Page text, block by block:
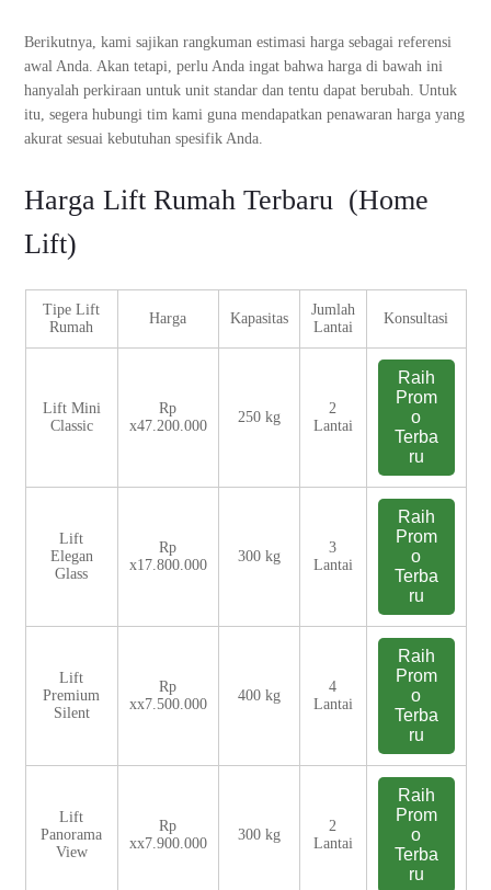
Berikutnya, kami sajikan rangkuman estimasi harga sebagai referensi
awal Anda. Akan tetapi, perlu Anda ingat bahwa harga di bawah ini
hanyalah perkiraan untuk unit standar dan tentu dapat berubah. Untuk
itu, segera hubungi tim kami guna mendapatkan penawaran harga yang
akurat sesuai kebutuhan spesifik Anda.
Harga Lift Rumah Terbaru (Home
Lift)
Tipe Lift
Rumah
Harga Kapasitas
Jumlah
Lantai
Konsultasi
Lift Mini
Classic
Rp
x47.200.000
250 kg
2
Lantai
Raih
Prom
o
Terba
ru
Lift
Elegan
Glass
Rp
x17.800.000
300 kg
3
Lantai
Raih
Prom
o
Terba
ru
Lift
Premium
Silent
Rp
xx7.500.000
400 kg
4
Lantai
Raih
Prom
o
Terba
ru
Lift
Panorama
View
Rp
xx7.900.000
300 kg
2
Lantai
Raih
Prom
o
Terba
ru